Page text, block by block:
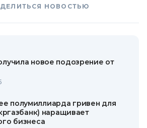
НОВОСТЬЮ
новое подозрение от
полумиллиарда гривен для
наращивает
бизнеса